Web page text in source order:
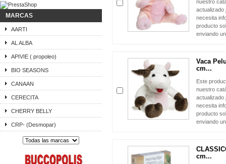
MARCAS
AARTI
AL ALBA
APIVIE ( propoleo)
BIO SEASONS
CANAAN
CERECITA
CHERRY BELLY
CRP- (Desmopar)
nuestro
actualizado
necesita
producto
enviando
Vaca
cm...
Este
nuestro
actualizado
necesita
producto
enviando
cm...